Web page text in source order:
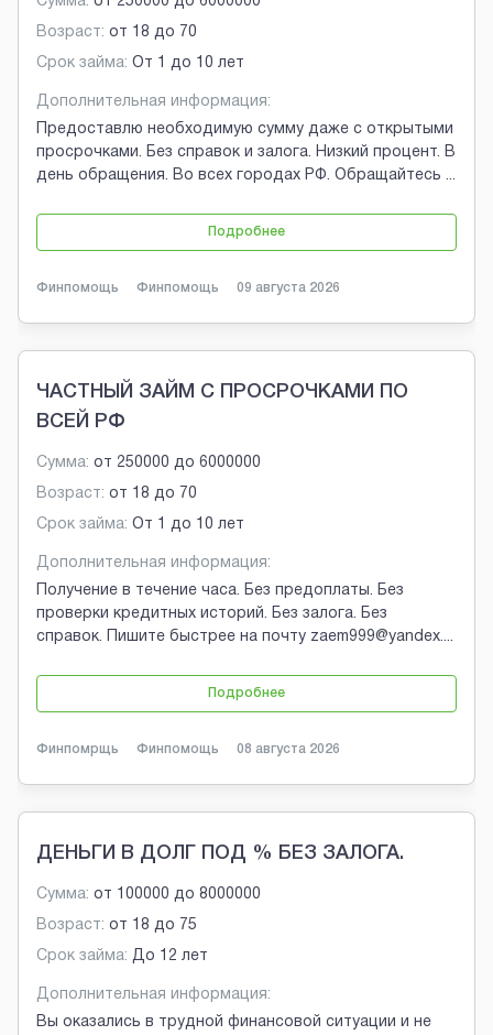
Возраст: от 18 до 70
Срок займа: От 1 до 10 лет
Дополнительная информация:
Предоставлю необходимую сумму даже с открытыми
просрочками. Без справок и залога. Низкий процент. В
день обращения. Во всех городах РФ. Обращайтесь ...
Подробнее
Финпомощь Финпомощь 09 августа 2026
ЧАСТНЫЙ ЗАЙМ С ПРОСРОЧКАМИ ПО
ВСЕЙ РФ
Сумма: от 250000 до 6000000
Возраст: от 18 до 70
Срок займа: От 1 до 10 лет
Дополнительная информация:
Получение в течение часа. Без предоплаты. Без
проверки кредитных историй. Без залога. Без
справок. Пишите быстрее на почту zaem999@yandex....
Подробнее
Финпомрщь Финпомощь 08 августа 2026
ДЕНЬГИ В ДОЛГ ПОД % БЕЗ ЗАЛОГА.
Сумма: от 100000 до 8000000
Возраст: от 18 до 75
Срок займа: До 12 лет
Дополнительная информация:
Вы оказались в трудной финансовой ситуации и не